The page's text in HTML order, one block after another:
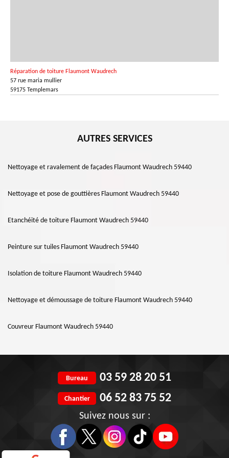
Réparation de toiture Flaumont Waudrech
57 rue maria mullier
59175 Templemars
AUTRES SERVICES
Nettoyage et ravalement de façades Flaumont Waudrech 59440
Nettoyage et pose de gouttières Flaumont Waudrech 59440
Etanchéité de toiture Flaumont Waudrech 59440
Peinture sur tuiles Flaumont Waudrech 59440
Isolation de toiture Flaumont Waudrech 59440
Nettoyage et démoussage de toiture Flaumont Waudrech 59440
Couvreur Flaumont Waudrech 59440
Bureau 03 59 28 20 51
Chantier 06 52 83 75 52
Suivez nous sur :